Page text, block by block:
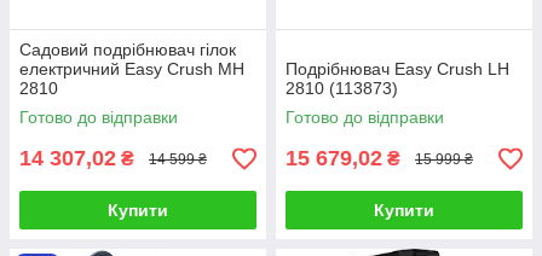
Садовий подрібнювач гілок
електричний Easy Crush MH
2810
Готово до відправки
14 307,02 ₴ 14 599 ₴
Купити
Подрібнювач Easy Crush LH
2810 (113873)
Готово до відправки
15 679,02 ₴ 15 999 ₴
Купити